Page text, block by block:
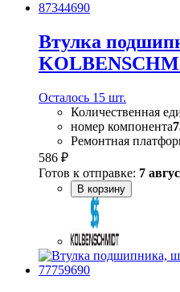
Втулка
Осталось 15 шт.
Количественная
номер компонента
Ремонтная
586 ₽
Готов к отправке: 7
В корзину